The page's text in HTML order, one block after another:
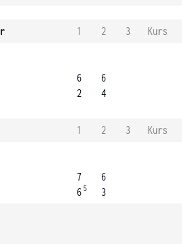
1 2 3
Kurs
6
2
6
4
1 2 3
Kurs
7
6 5
6
3